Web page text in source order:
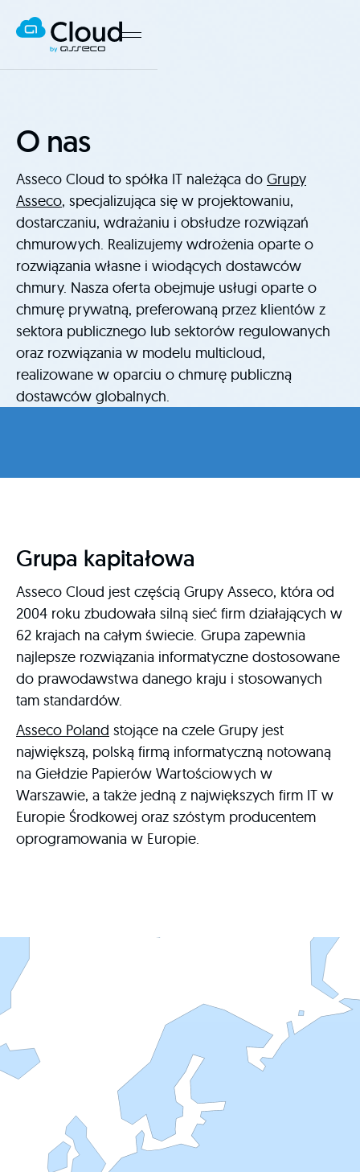
O nas
Asseco Cloud to spółka IT należąca do Grupy
Asseco, specjalizująca się w projektowaniu,
dostarczaniu, wdrażaniu i obsłudze rozwiązań
chmurowych. Realizujemy wdrożenia oparte o
rozwiązania własne i wiodących dostawców
chmury. Nasza oferta obejmuje usługi oparte o
chmurę prywatną, preferowaną przez klientów z
sektora publicznego lub sektorów regulowanych
oraz rozwiązania w modelu multicloud,
realizowane w oparciu o chmurę publiczną
dostawców globalnych.
Grupa kapitałowa
Asseco Cloud jest częścią Grupy Asseco, która od
2004 roku zbudowała silną sieć firm działających w
62 krajach na całym świecie. Grupa zapewnia
najlepsze rozwiązania informatyczne dostosowane
do prawodawstwa danego kraju i stosowanych
tam standardów.
Asseco Poland stojące na czele Grupy jest
największą, polską firmą informatyczną notowaną
na Giełdzie Papierów Wartościowych w
Warszawie, a także jedną z największych firm IT w
Europie Środkowej oraz szóstym producentem
oprogramowania w Europie.